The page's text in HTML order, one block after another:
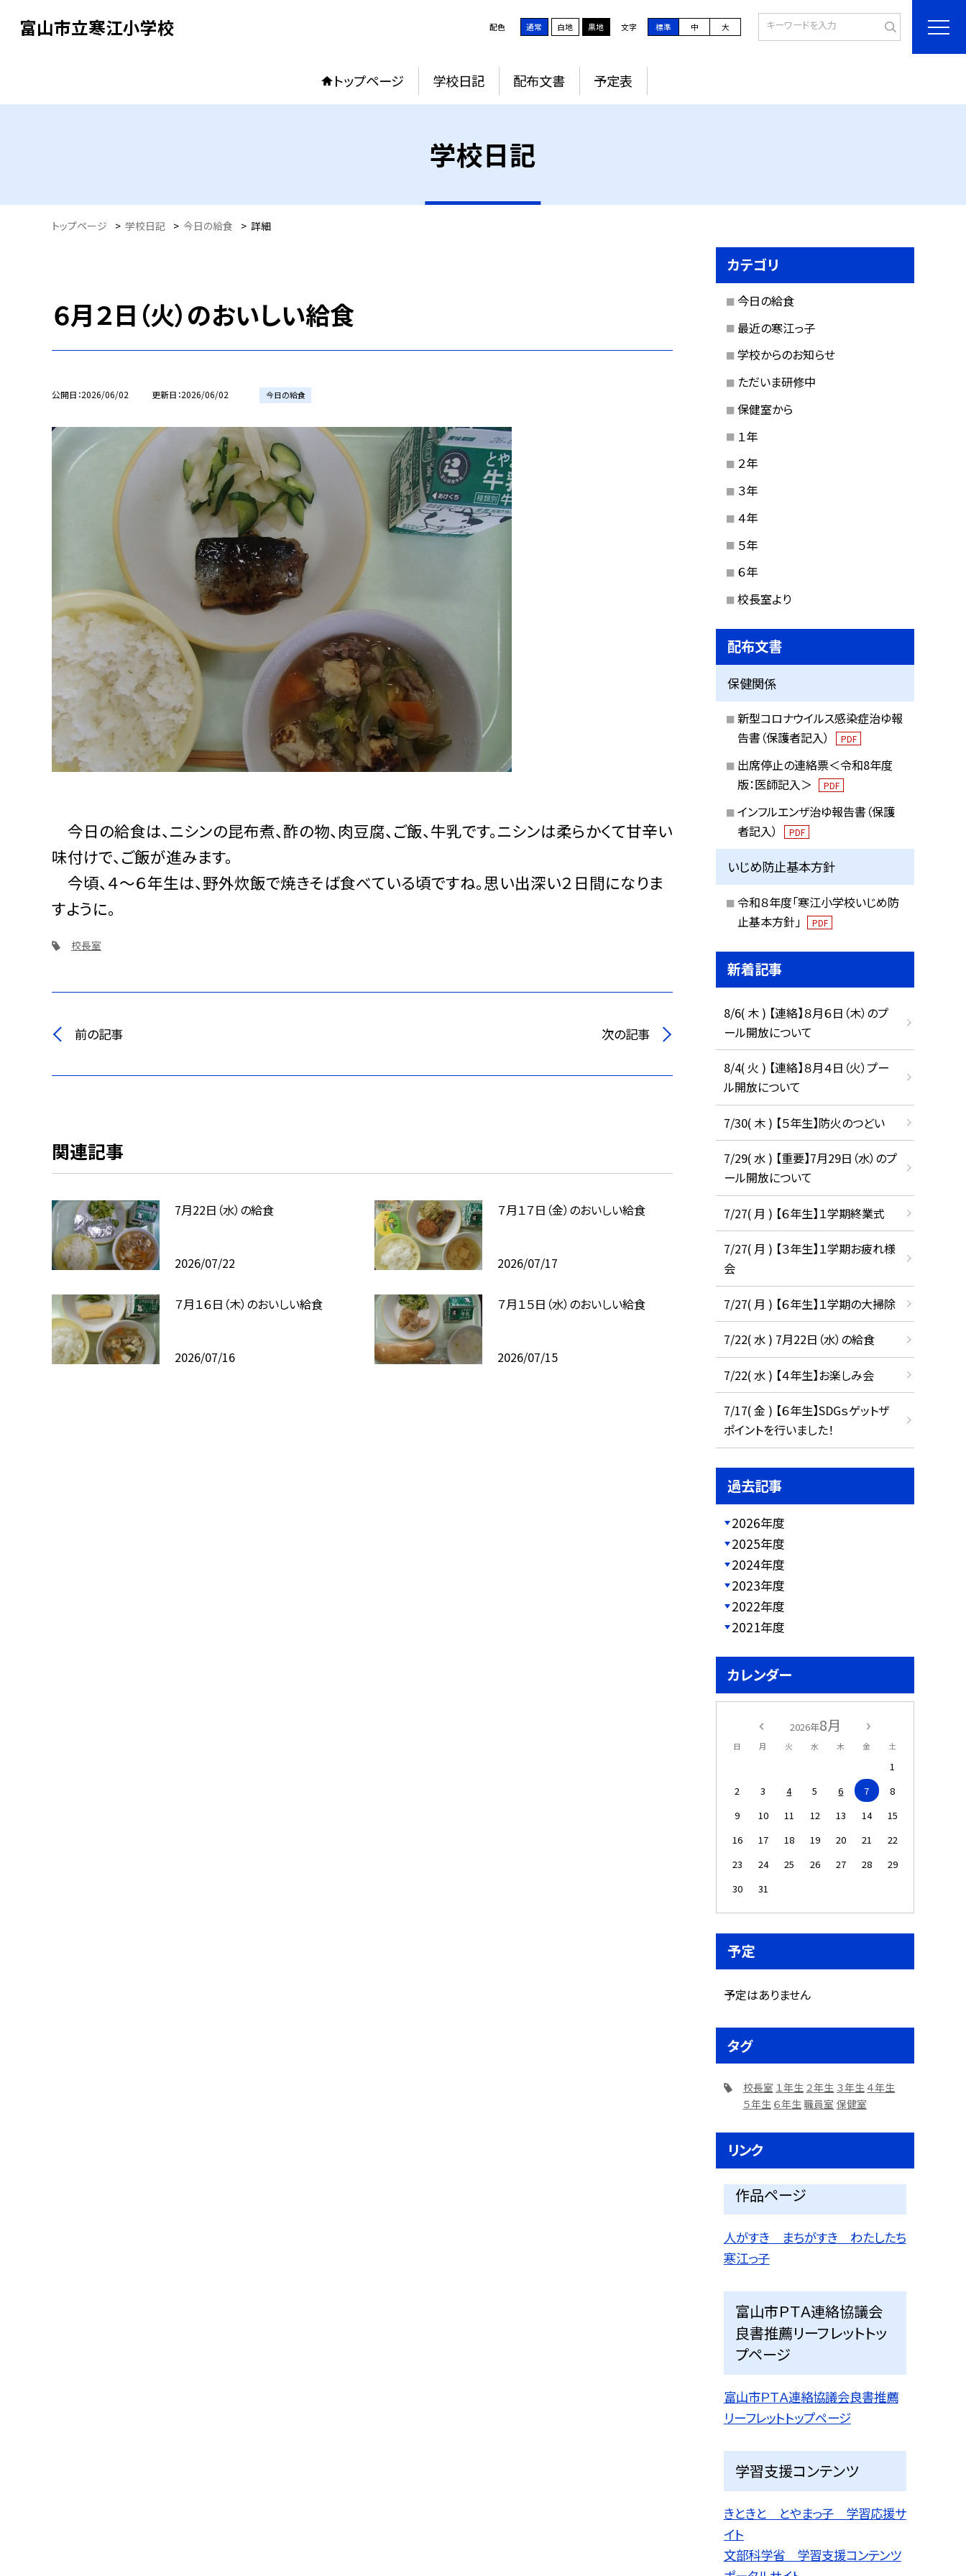
富山市立寒江小学校 配色 通常 白地 黒地 文字 標準 中 大
トップページ 学校日記 配布文書 予定表
学校日記
トップページ > 学校日記 > 今日の給食 > 詳細
６月２日（火）のおいしい給食
公開日 2026/06/02 更新日 2026/06/02 今日の給食
今日の給食は、ニシンの昆布煮、酢の物、肉豆腐、ご飯、牛乳です。ニシンは柔らかくて甘辛い
味付けで、ご飯が進みます。
今頃、４～６年生は、野外炊飯で焼きそば食べている頃ですね。思い出深い２日間になりま
すように。
校長室
前の記事 次の記事
関連記事
7月22日（水）の給食
2026/07/22
７月１７日（金）のおいしい給食
2026/07/17
７月１６日（木）のおいしい給食
2026/07/16
７月１５日（水）のおいしい給食
2026/07/15
カテゴリ
今日の給食
最近の寒江っ子
学校からのお知らせ
ただいま研修中
保健室から
１年
２年
３年
４年
５年
６年
校長室より
配布文書
保健関係
新型コロナウイルス感染症治ゆ報
告書（保護者記入）
PDF
出席停止の連絡票＜令和8年度
版：医師記入＞
PDF
インフルエンザ治ゆ報告書（保護
者記入）
PDF
いじめ防止基本方針
令和８年度「寒江小学校いじめ防
止基本方針」
PDF
新着記事
8/6( 木 ) 【連絡】８月６日（木）のプ
ール開放について
8/4( 火 ) 【連絡】８月４日（火）プー
ル開放について
7/30( 木 ) 【５年生】防火のつどい
7/29( 水 ) 【重要】7月29日（水）のプ
ール開放について
7/27( 月 ) 【６年生】１学期終業式
7/27( 月 ) 【３年生】１学期お疲れ様
会
7/27( 月 ) 【６年生】１学期の大掃除
7/22( 水 ) 7月22日（水）の給食
7/22( 水 ) 【４年生】お楽しみ会
7/17( 金 ) 【６年生】SDGｓゲットザ
ポイントを行いました！
過去記事
2026年度
2025年度
2024年度
2023年度
2022年度
2021年度
カレンダー
2026年8月
日 月 火 水 木 金 土
1
2
3 4 5 6 7
8
9
10 11 12 13 14
15
16
17 18 19 20 21
22
23
24 25 26 27 28
29
30
31
予定
予定はありません
タグ
校長室 １年生 ２年生 ３年生 ４年生
５年生 ６年生 職員室 保健室
リンク
作品ページ
人がすき まちがすき わたしたち
寒江っ子
富山市ＰＴＡ連絡協議会
良書推薦リーフレットトッ
プページ
富山市ＰＴＡ連絡協議会良書推薦
リーフレットトップページ
学習支援コンテンツ
きときと とやまっ子 学習応援サ
イト
文部科学省 学習支援コンテンツ